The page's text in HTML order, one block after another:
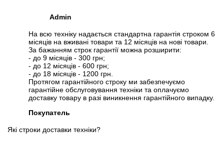
Admin
На всю техніку надається стандартна гарантія строком 6
місяців на вживані товари та 12 місяців на нові товари.
За бажанням строк гарантії можна розширити:
- до 9 місяців - 300 грн;
- до 12 місяців - 600 грн;
- до 18 місяців - 1200 грн.
Протягом гарантійного строку ми забезпечуємо
гарантійне обслуговування техніки та оплачуємо
доставку товару в разі виникнення гарантійного випадку.
Покупатель
Які строки доставки техніки?